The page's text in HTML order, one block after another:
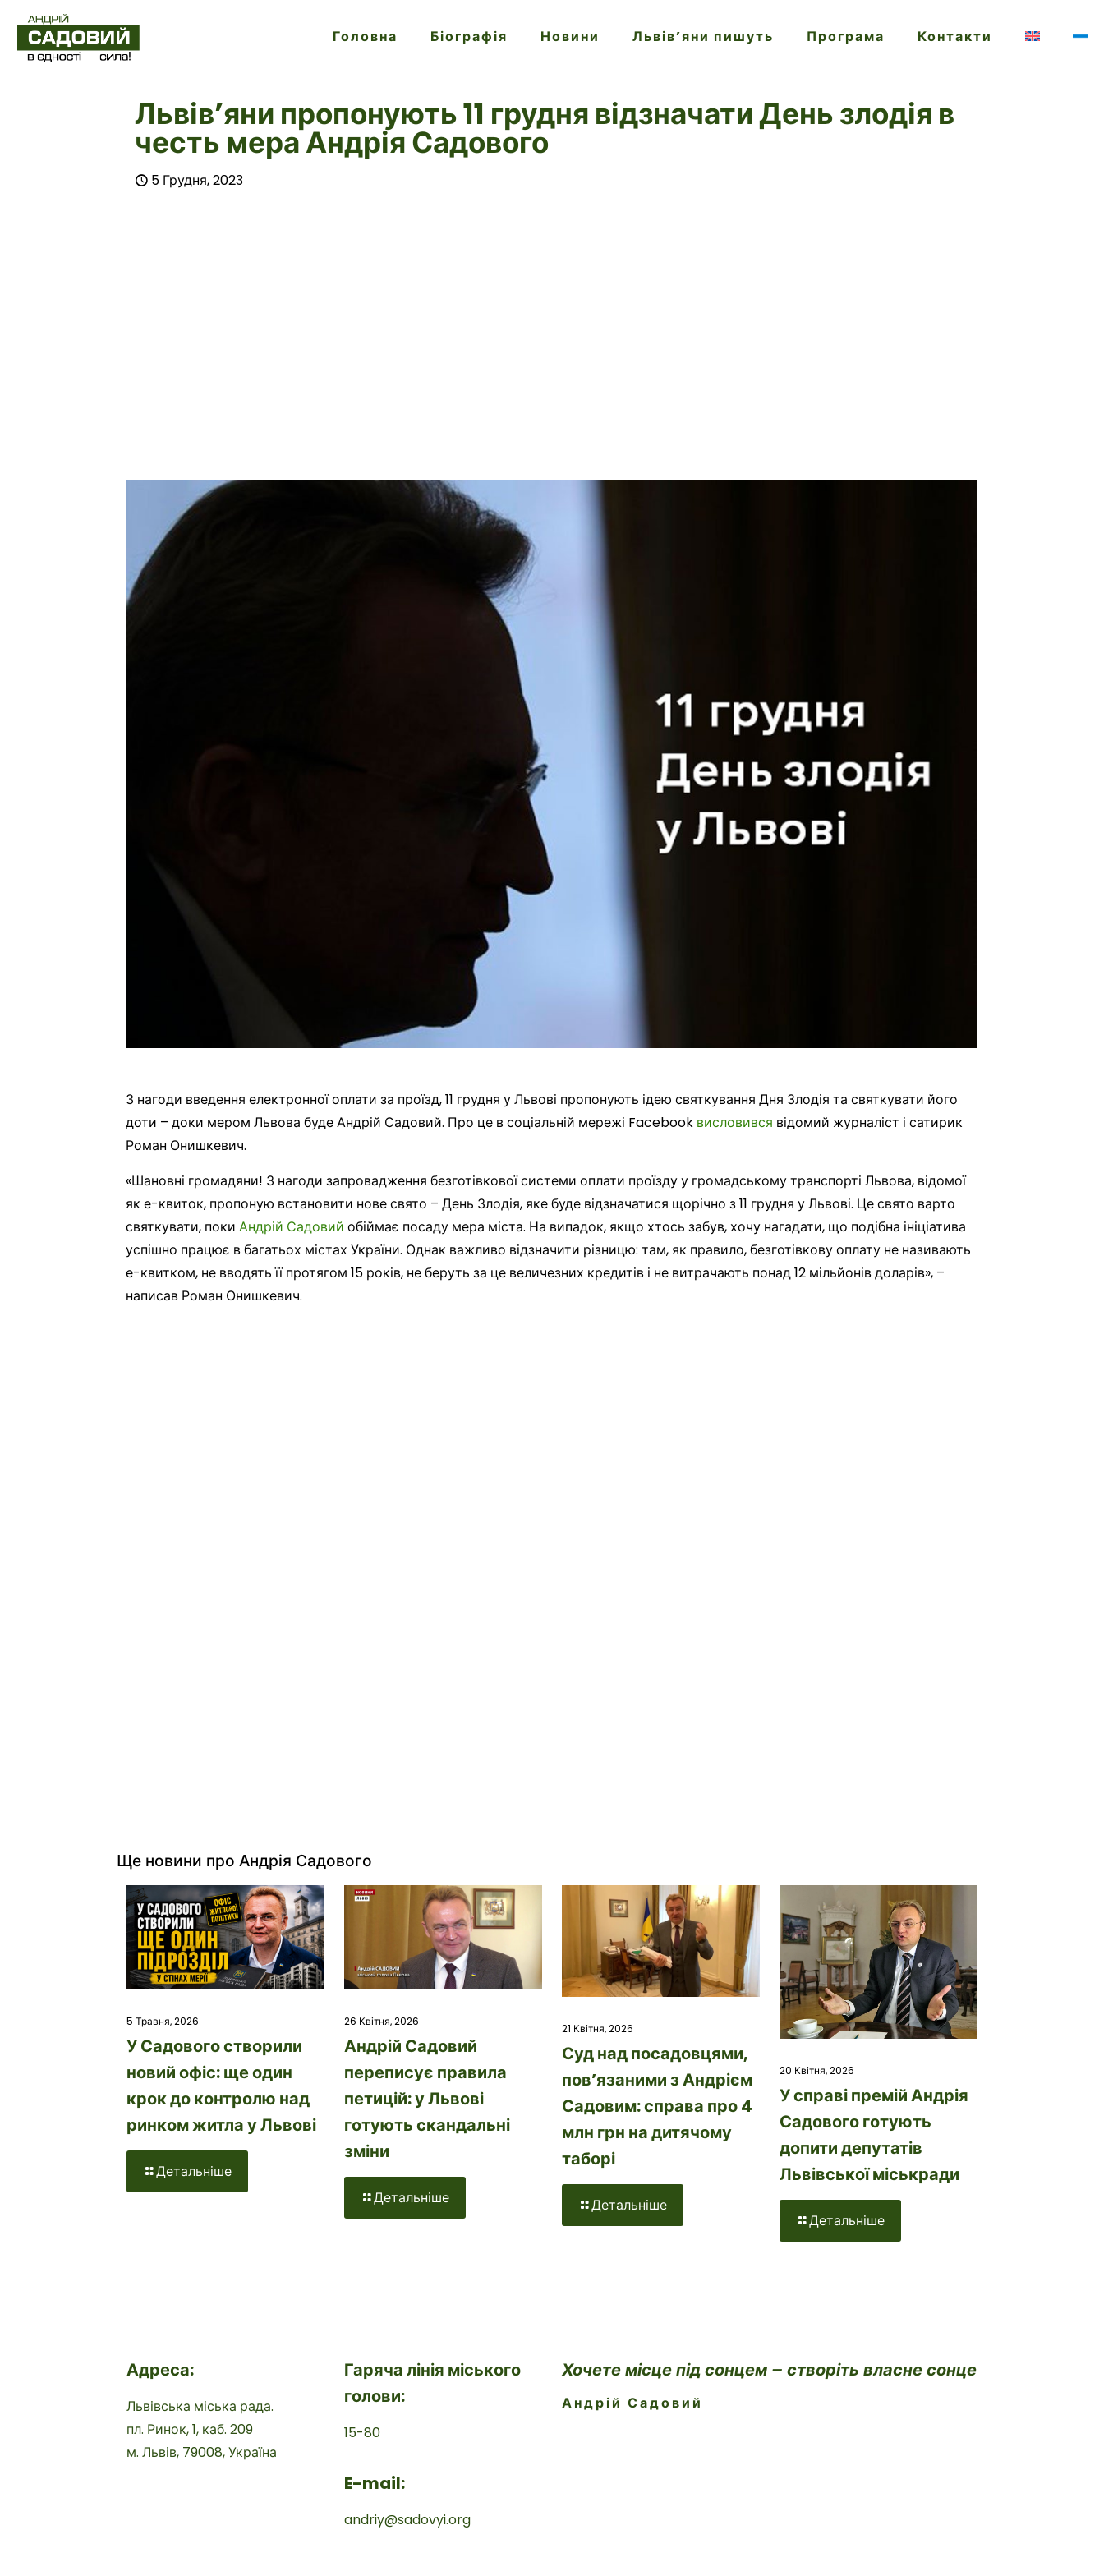
Головна Біографія Новини Львів’яни пишуть Програма Контакти
Львів’яни пропонують 11 грудня відзначати День злодія в
честь мера Андрія Садового
5 Грудня, 2023
З нагоди введення електронної оплати за проїзд, 11 грудня у Львові пропонують ідею святкування Дня Злодія та святкувати його
доти – доки мером Львова буде Андрій Садовий. Про це в соціальній мережі Facebook висловився відомий журналіст і сатирик
Роман Онишкевич.
«Шановні громадяни! З нагоди запровадження безготівкової системи оплати проїзду у громадському транспорті Львова, відомої
як е-квиток, пропоную встановити нове свято – День Злодія, яке буде відзначатися щорічно з 11 грудня у Львові. Це свято варто
святкувати, поки Андрій Садовий обіймає посаду мера міста. На випадок, якщо хтось забув, хочу нагадати, що подібна ініціатива
успішно працює в багатьох містах України. Однак важливо відзначити різницю: там, як правило, безготівкову оплату не називають
е-квитком, не вводять її протягом 15 років, не беруть за це величезних кредитів і не витрачають понад 12 мільйонів доларів», –
написав Роман Онишкевич.
Ще новини про Андрія Садового
5 Травня, 2026
У Садового створили
новий офіс: ще один
крок до контролю над
ринком житла у Львові
Детальніше
26 Квітня, 2026
Андрій Садовий
переписує правила
петицій: у Львові
готують скандальні
зміни
Детальніше
21 Квітня, 2026
Суд над посадовцями,
пов’язаними з Андрієм
Садовим: справа про 4
млн грн на дитячому
таборі
Детальніше
20 Квітня, 2026
У справі премій Андрія
Садового готують
допити депутатів
Львівської міськради
Детальніше
Адреса:
Львівська міська рада.
пл. Ринок, 1, каб. 209
м. Львів, 79008, Україна
Гаряча лінія міського
голови:
15-80
E-mail:
andriy@sadovyi.org
Хочете місце під сонцем – створіть власне сонце
Андрій Садовий